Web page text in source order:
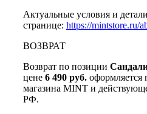
Актуальные условия и
странице: https://mintstore.ru/
ВОЗВРАТ
Возврат по позиции
цене 6 490 руб. оформляется
магазина MINT и
РФ.